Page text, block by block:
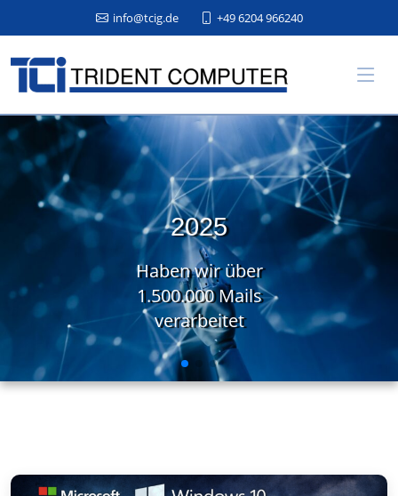
info@tcig.de +49 6204 966240
2025
Haben wir über
1.500.000 Mails
verarbeitet